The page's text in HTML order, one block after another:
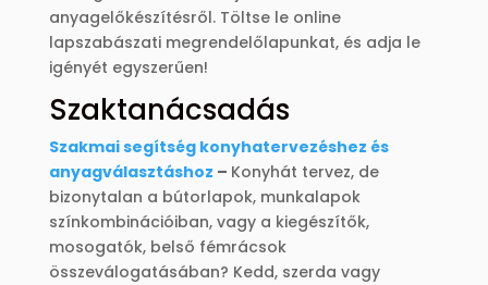
anyagelőkészítésről. Töltse le online
lapszabászati megrendelőlapunkat, és adja le
igényét egyszerűen!
Szaktanácsadás
Szakmai segítség konyhatervezéshez és
anyagválasztáshoz – Konyhát tervez, de
bizonytalan a bútorlapok, munkalapok
színkombinációiban, vagy a kiegészítők,
mosogatók, belső fémrácsok
összeválogatásában? Kedd, szerda vagy